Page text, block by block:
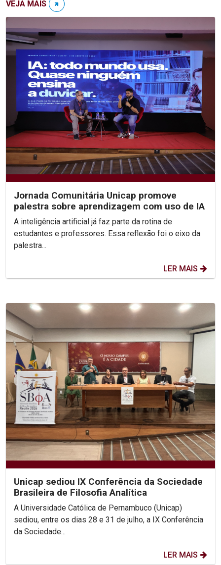
VEJA MAIS
Jornada Comunitária Unicap promove
palestra sobre aprendizagem com uso de IA
A inteligência artificial já faz parte da rotina de
estudantes e professores. Essa reflexão foi o eixo da
palestra...
LER MAIS
Unicap sediou IX Conferência da Sociedade
Brasileira de Filosofia Analítica
A Universidade Católica de Pernambuco (Unicap)
sediou, entre os dias 28 e 31 de julho, a IX Conferência
da Sociedade...
LER MAIS